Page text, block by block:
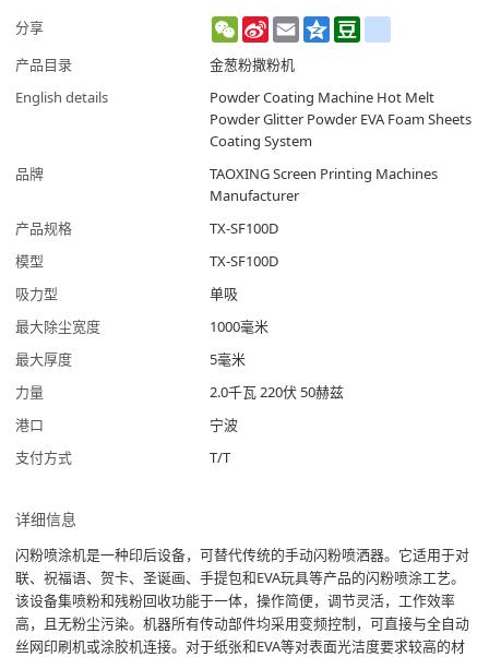
分享 WeChat
Sina
Weibo
EmailQzone
产品目录
金葱粉撒粉机
English details
Powder Coating Machine Hot Melt
Powder Glitter Powder EVA Foam Sheets
Coating System
品牌
TAOXING Screen Printing Machines
Manufacturer
产品规格
TX-SF100D
模型
TX-SF100D
吸力型
单吸
最大除尘宽度
1000毫米
最大厚度
5毫米
力量
2.0千瓦 220伏 50赫兹
港口
宁波
支付方式
T/T
详细信息
闪粉喷涂机是一种印后设备，可替代传统的手动闪粉喷洒器。它适用于对
联、祝福语、贺卡、圣诞画、手提包和EVA玩具等产品的闪粉喷涂工艺。
该设备集喷粉和残粉回收功能于一体，操作简便，调节灵活，工作效率
高，且无粉尘污染。机器所有传动部件均采用变频控制，可直接与全自动
丝网印刷机或涂胶机连接。对于纸张和EVA等对表面光洁度要求较高的材